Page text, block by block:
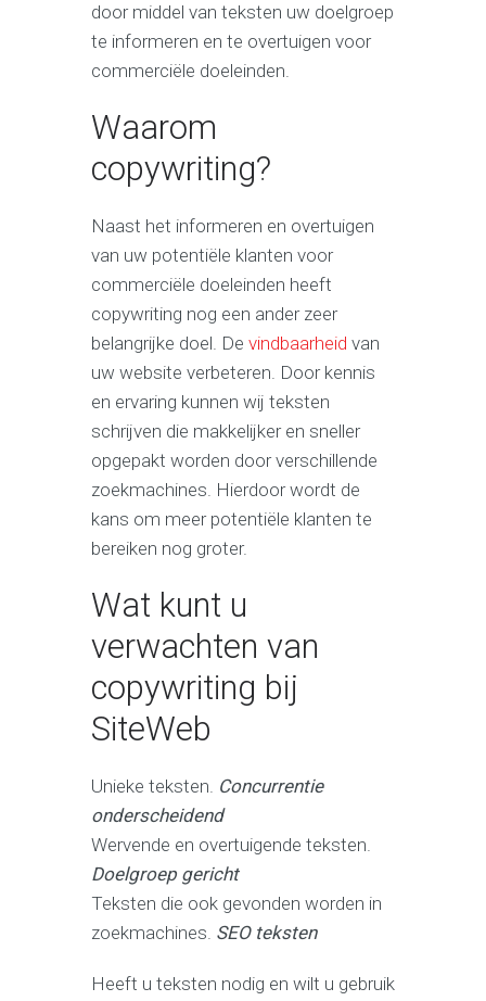
door middel van teksten uw doelgroep
te informeren en te overtuigen voor
commerciële doeleinden.
Waarom
copywriting?
Naast het informeren en overtuigen
van uw potentiële klanten voor
commerciële doeleinden heeft
copywriting nog een ander zeer
belangrijke doel. De vindbaarheid van
uw website verbeteren. Door kennis
en ervaring kunnen wij teksten
schrijven die makkelijker en sneller
opgepakt worden door verschillende
zoekmachines. Hierdoor wordt de
kans om meer potentiële klanten te
bereiken nog groter.
Wat kunt u
verwachten van
copywriting bij
SiteWeb
Unieke teksten. Concurrentie
onderscheidend
Wervende en overtuigende teksten.
Doelgroep gericht
Teksten die ook gevonden worden in
zoekmachines. SEO teksten
Heeft u teksten nodig en wilt u gebruik